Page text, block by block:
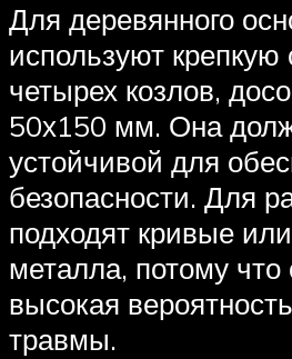
Для деревянного
используют крепкую
четырех козлов,
50х150 мм. Она
устойчивой для
безопасности. Для
подходят кривые
металла, потому что
высокая
травмы.